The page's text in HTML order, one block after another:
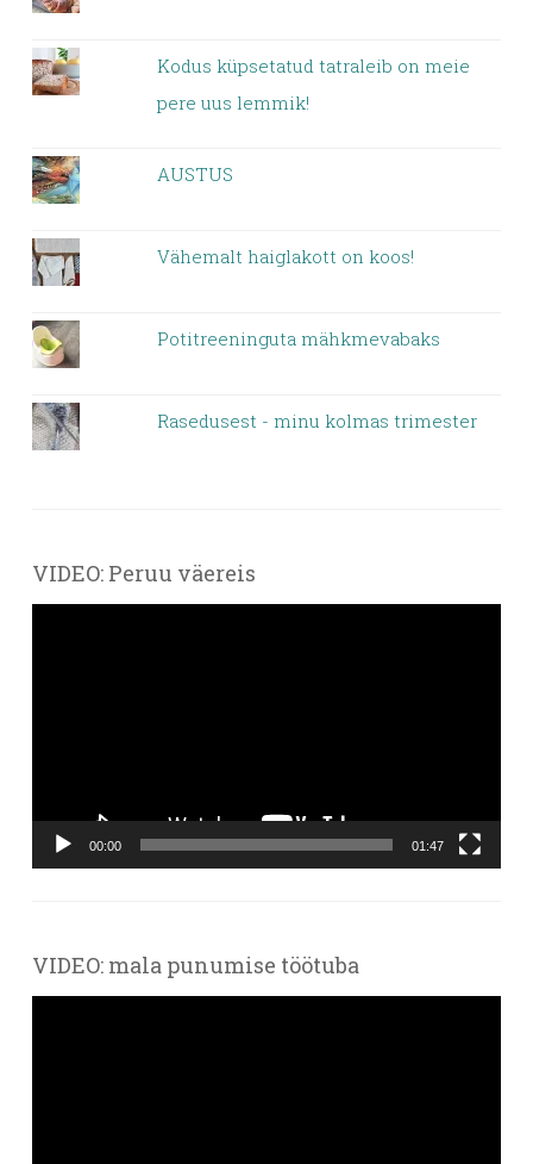
Kodus küpsetatud tatraleib on meie
pere uus lemmik!
AUSTUS
Vähemalt haiglakott on koos!
Potitreeninguta mähkmevabaks
Rasedusest - minu kolmas trimester
VIDEO: Peruu väereis
00:00 01:47
VIDEO: mala punumise töötuba